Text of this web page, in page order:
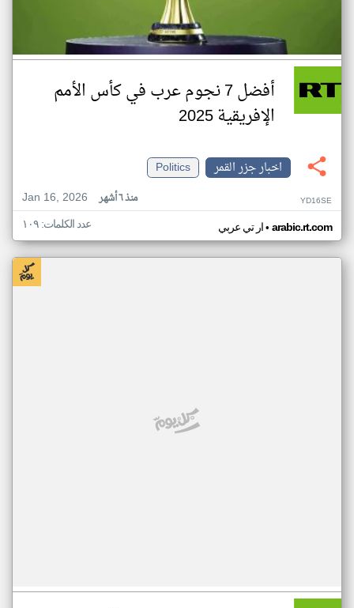
أفضل 7 نجوم عرب في كأس الأمم
الإفريقية 2025
اخبار جزر القمر
Politics
Jan 16, 2026
منذ ٦ أشهر YD16SE
ار تي عربي• arabic.rt.com عدد الكلمات: ١٠٩